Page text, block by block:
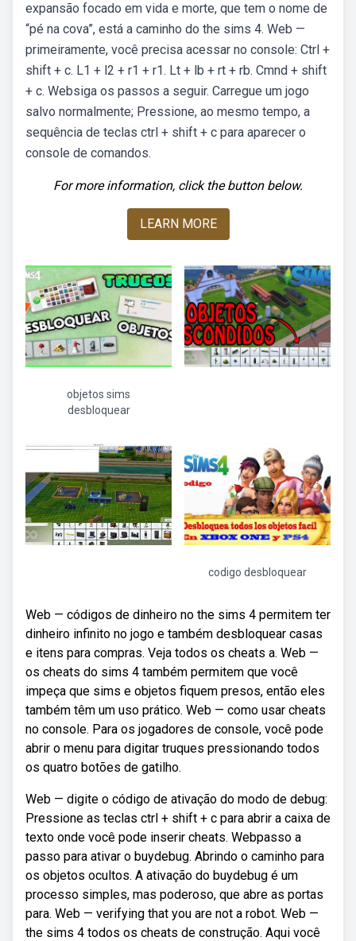
expansão focado em vida e morte, que tem o nome de
“pé na cova”, está a caminho do the sims 4. Web —
primeiramente, você precisa acessar no console: Ctrl +
shift + c. L1 + l2 + r1 + r1. Lt + lb + rt + rb. Cmnd + shift
+ c. Websiga os passos a seguir. Carregue um jogo
salvo normalmente; Pressione, ao mesmo tempo, a
sequência de teclas ctrl + shift + c para aparecer o
console de comandos.
For more information, click the button below.
LEARN MORE
objetos sims
desbloquear
codigo desbloquear
Web — códigos de dinheiro no the sims 4 permitem ter
dinheiro infinito no jogo e também desbloquear casas
e itens para compras. Veja todos os cheats a. Web —
os cheats do sims 4 também permitem que você
impeça que sims e objetos fiquem presos, então eles
também têm um uso prático. Web — como usar cheats
no console. Para os jogadores de console, você pode
abrir o menu para digitar truques pressionando todos
os quatro botões de gatilho.
Web — digite o código de ativação do modo de debug:
Pressione as teclas ctrl + shift + c para abrir a caixa de
texto onde você pode inserir cheats. Webpasso a
passo para ativar o buydebug. Abrindo o caminho para
os objetos ocultos. A ativação do buydebug é um
processo simples, mas poderoso, que abre as portas
para. Web — verifying that you are not a robot. Web —
the sims 4 todos os cheats de construção. Aqui você